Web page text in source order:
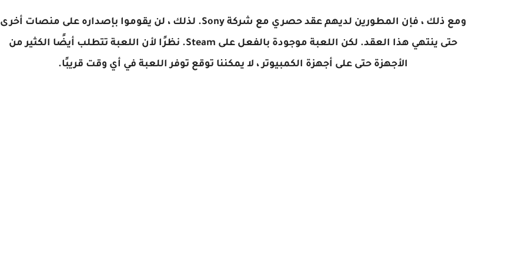
ومع ذلك ، فإن المطورين لديهم عقد حصري مع شركة Sony. لذلك ، لن يقوموا بإصداره على منصات أخرى
حتى ينتهي هذا العقد. لكن اللعبة موجودة بالفعل على Steam. نظرًا لأن اللعبة تتطلب أيضًا الكثير من
الأجهزة حتى على أجهزة الكمبيوتر ، لا يمكننا توقع توفر اللعبة في أي وقت قريبًا.